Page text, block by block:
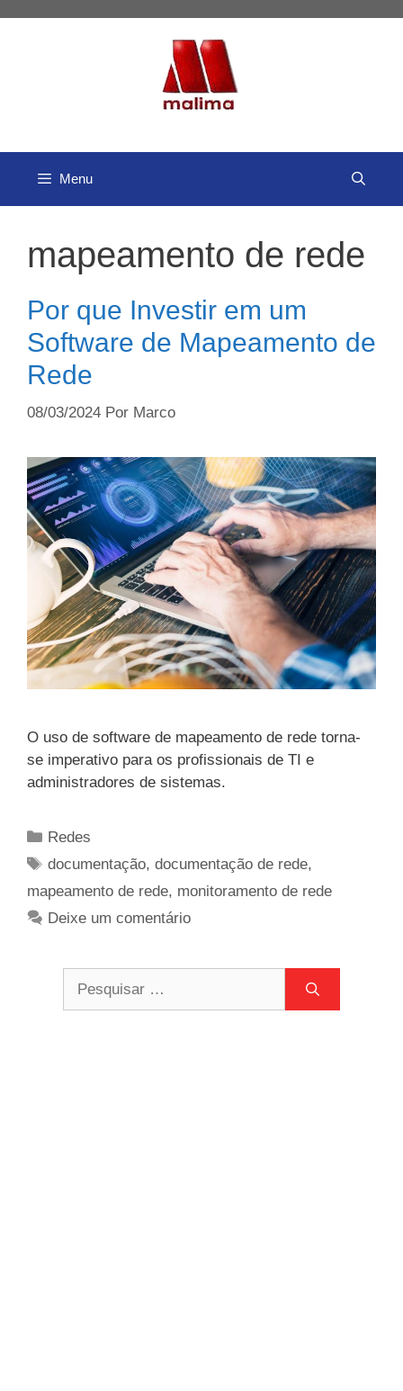
Menu
mapeamento de rede
Por que Investir em um
Software de Mapeamento de
Rede
08/03/2024 Por Marco
O uso de software de mapeamento de rede torna-
se imperativo para os profissionais de TI e
administradores de sistemas.
Categorias
Redes
Tags
documentação,documentação de rede,
mapeamento de rede, monitoramento de rede
Deixe um comentário